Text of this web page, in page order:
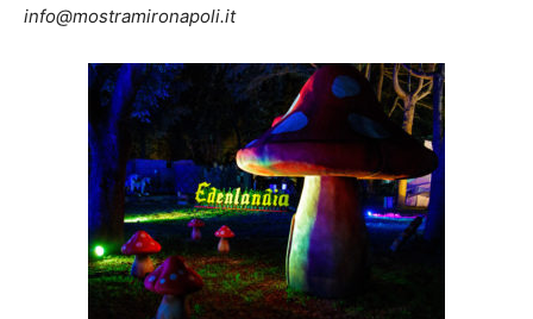
info@mostramironapoli.it